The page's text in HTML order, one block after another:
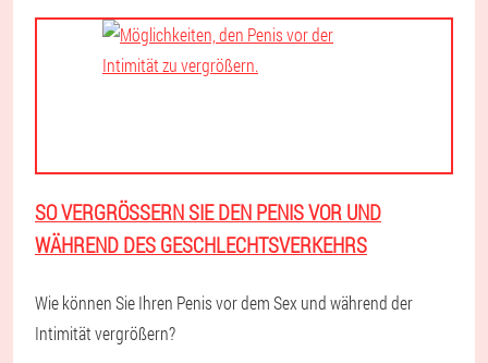
SO VERGRÖSSERN SIE DEN PENIS VOR UND W
ÄHREND DES GESCHLECHTSVERKEHRS
Wie können Sie Ihren Penis vor dem Sex und während der
Intimität vergrößern?